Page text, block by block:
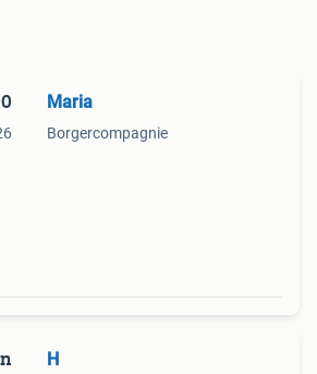
Maria
Borgercompagnie
H